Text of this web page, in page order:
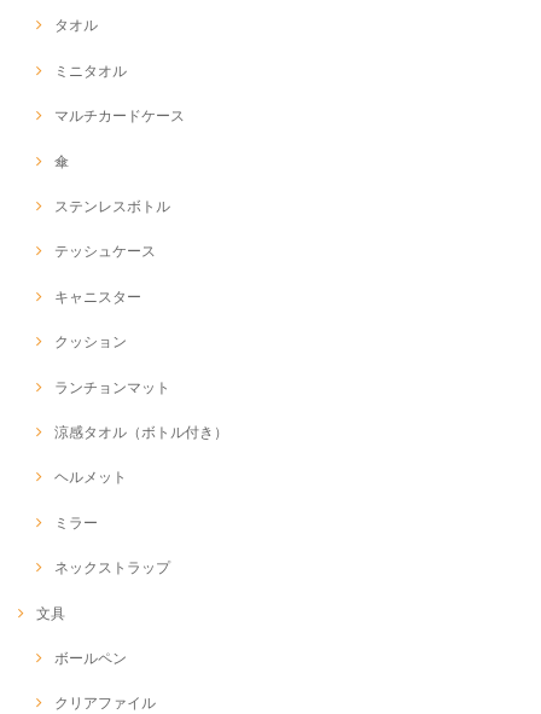
タオル
ミニタオル
マルチカードケース
傘
ステンレスボトル
テッシュケース
キャニスター
クッション
ランチョンマット
涼感タオル（ボトル付き）
ヘルメット
ミラー
ネックストラップ
文具
ボールペン
クリアファイル